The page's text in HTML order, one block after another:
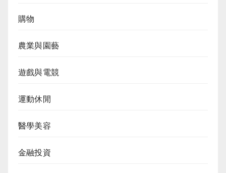
購物
農業與園藝
遊戲與電競
運動休閒
醫學美容
金融投資